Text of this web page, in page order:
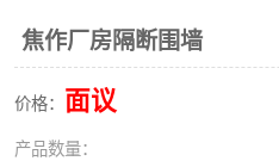
焦作厂房隔断围墙
价格： 面议
产品数量：